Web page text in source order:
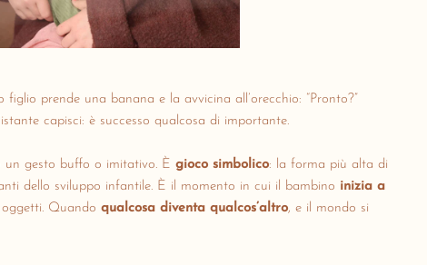
prende una banana e la avvicina all’orecchio: “Pronto?”
capisci: è successo qualcosa di importante.
un gesto buffo o imitativo. È gioco simbolico: la forma più alta di
dello sviluppo infantile. È il momento in cui il bambino inizia a
Quando qualcosa diventa qualcos’altro, e il mondo si